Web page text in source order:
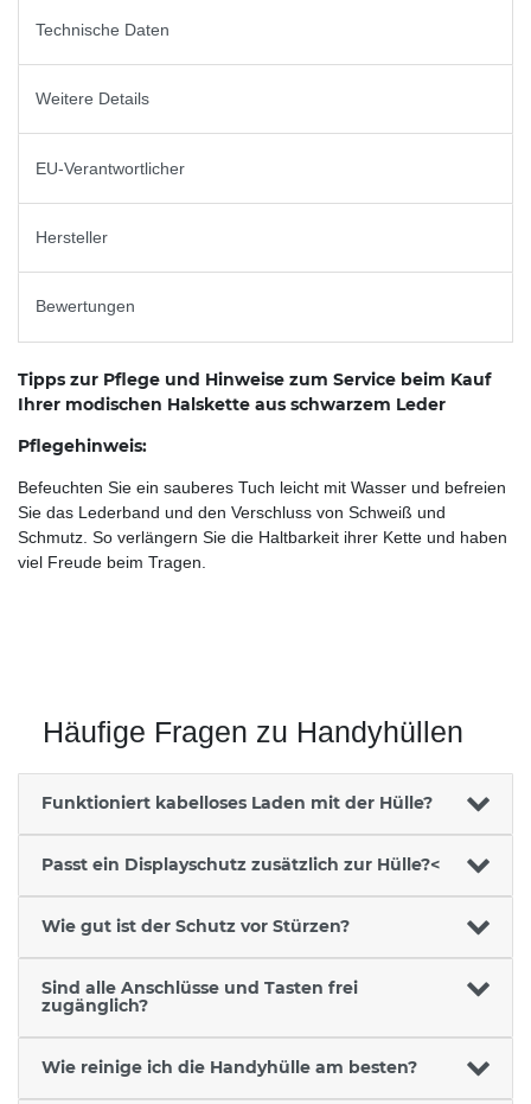
Technische Daten
Weitere Details
EU-Verantwortlicher
Hersteller
Bewertungen
Tipps zur Pflege und Hinweise zum Service beim Kauf
Ihrer modischen Halskette aus schwarzem Leder
Pflegehinweis:
Befeuchten Sie ein sauberes Tuch leicht mit Wasser und befreien
Sie das Lederband und den Verschluss von Schweiß und
Schmutz. So verlängern Sie die Haltbarkeit ihrer Kette und haben
viel Freude beim Tragen.
Häufige Fragen zu Handyhüllen
Funktioniert kabelloses Laden mit der Hülle?
Passt ein Displayschutz zusätzlich zur Hülle?<
Wie gut ist der Schutz vor Stürzen?
Sind alle Anschlüsse und Tasten frei
zugänglich?
Wie reinige ich die Handyhülle am besten?